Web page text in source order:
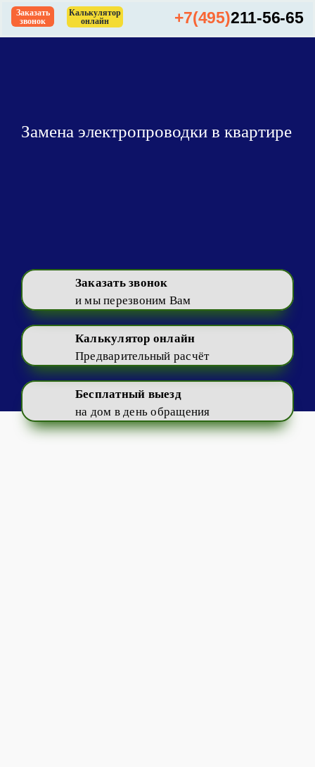
SkipЗаказать
звонок
Калькулятор
онлайн
+7(495)211-56-65
Замена электропроводки в квартире
Заказать звонок
и мы перезвоним Вам
Калькулятор онлайн
Предварительный расчёт
Бесплатный выезд
на дом в день обращения